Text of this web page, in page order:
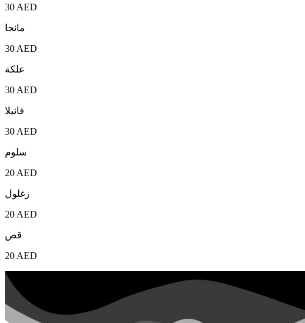
30 AED
مانجا
30 AED
علكة
30 AED
فانيلا
30 AED
سلوم
20 AED
زغلول
20 AED
قص
20 AED